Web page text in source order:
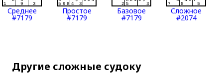
Среднее
#7179
Простое
#7179
Базовое
#7179
Сложное
#2074
Другие сложные судоку